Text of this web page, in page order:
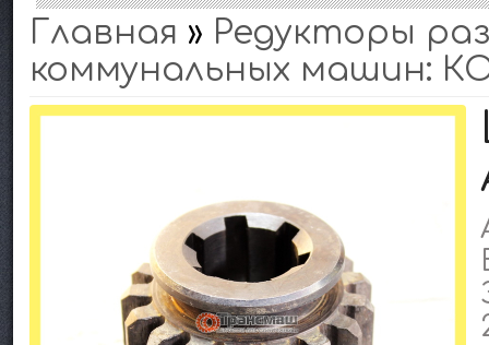
Главная » Редукторы
коммунальных машин: